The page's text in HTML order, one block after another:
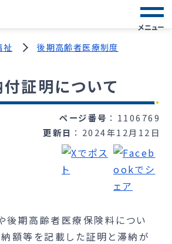
メニュー
祉 後期高齢者医療制度
証明について
ページ番号
1106769
更新日
2024年12月12日
後期高齢者医療保険料につい
額等を記載した証明と滞納が